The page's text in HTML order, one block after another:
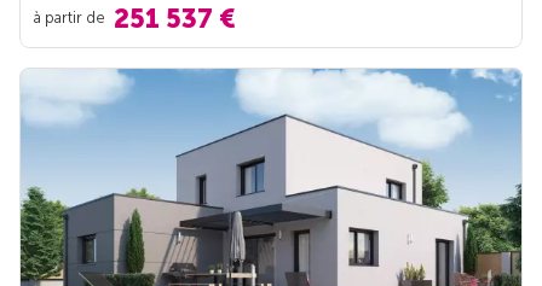
à partir de 251 537 €